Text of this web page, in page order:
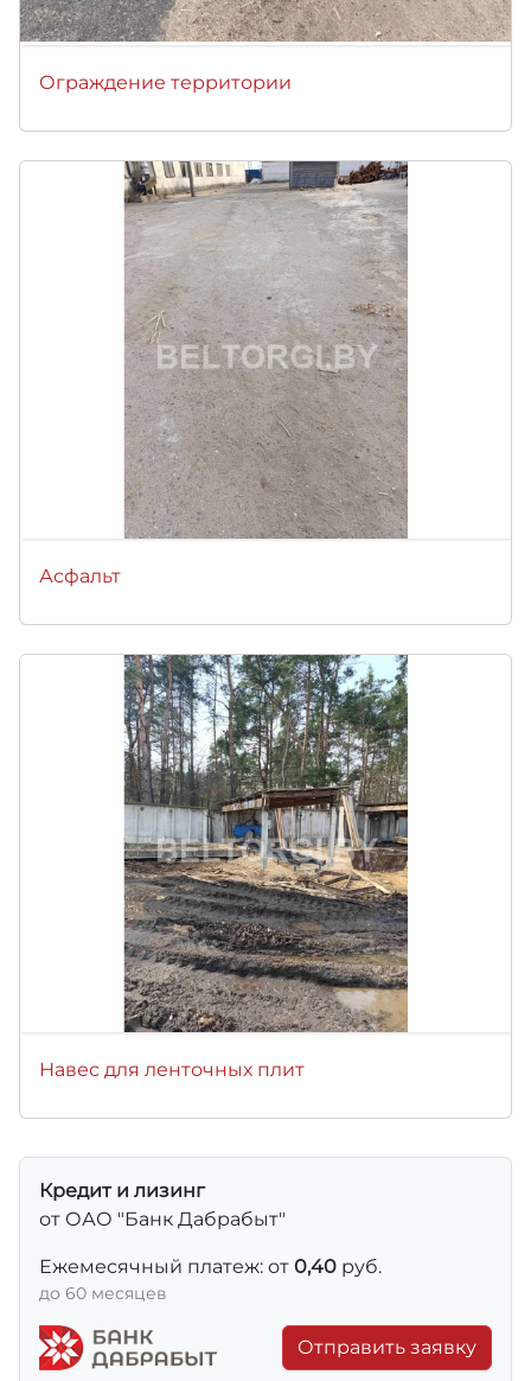
Ограждение территории
Асфальт
Навес для ленточных плит
Кредит и лизинг
от ОАО "Банк Дабрабыт"
Ежемесячный платеж: от 0,40 руб.
до 60 месяцев
Отправить заявку